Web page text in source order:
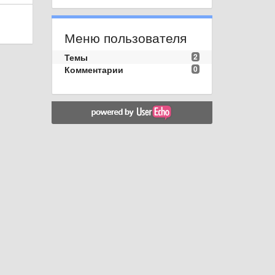
Меню пользователя
2
Темы
0
Комментарии